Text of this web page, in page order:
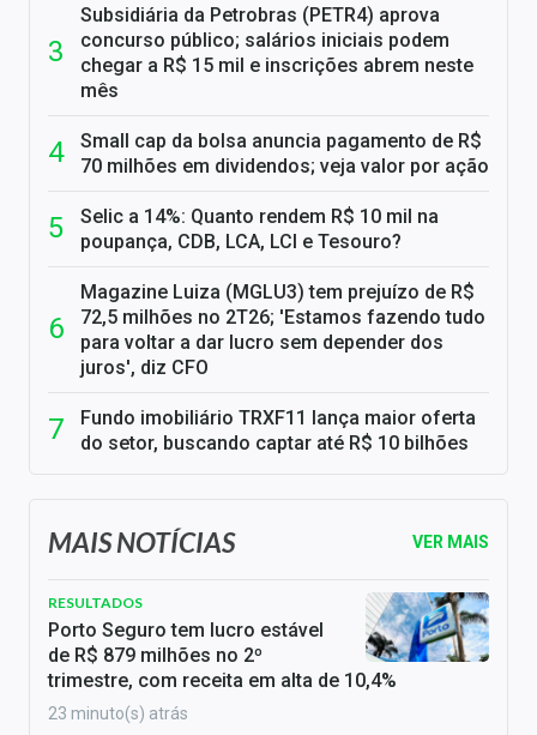
Subsidiária da Petrobras (PETR4) aprova
concurso público; salários iniciais podem
chegar a R$ 15 mil e inscrições abrem neste
mês
Small cap da bolsa anuncia pagamento de R$
70 milhões em dividendos; veja valor por ação
Selic a 14%: Quanto rendem R$ 10 mil na
poupança, CDB, LCA, LCI e Tesouro?
Magazine Luiza (MGLU3) tem prejuízo de R$
72,5 milhões no 2T26; 'Estamos fazendo tudo
para voltar a dar lucro sem depender dos
juros', diz CFO
Fundo imobiliário TRXF11 lança maior oferta
do setor, buscando captar até R$ 10 bilhões
MAIS NOTÍCIAS VER MAIS
RESULTADOS
Porto Seguro tem lucro estável
de R$ 879 milhões no 2º
trimestre, com receita em alta de 10,4%
23 minuto(s) atrás